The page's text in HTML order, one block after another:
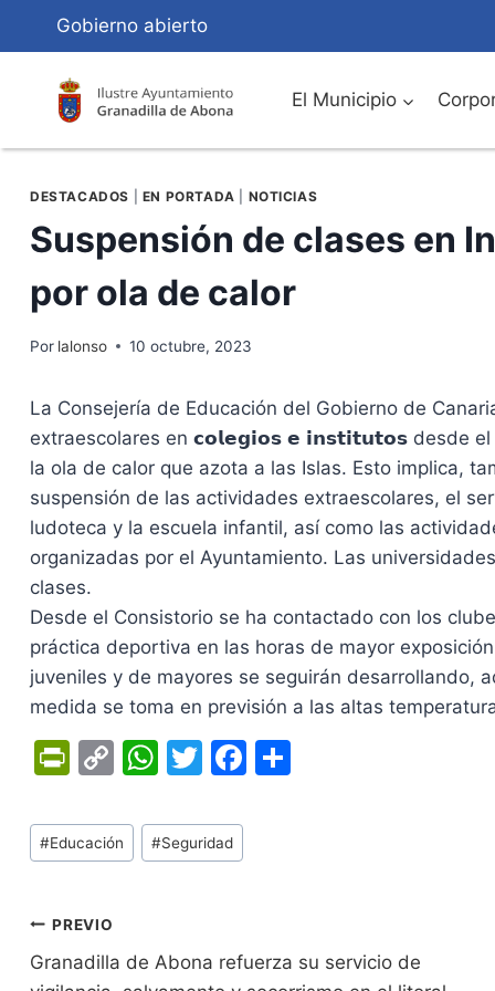
Contenido
Gobierno abierto
El Municipio
DESTACADOS EN PORTADA NOTICIAS
Suspensión de clases en
por ola de calor
Por lalonso 10 octubre, 2023
La Consejería de Educación del Gobierno de
extraescolares en 𝗰𝗼𝗹𝗲𝗴𝗶𝗼𝘀 𝗲 𝗶𝗻𝘀𝘁𝗶𝘁𝘂𝘁𝗼𝘀 desde
la ola de calor que azota a las Islas. Esto implica,
suspensión de las actividades extraescolares, el
ludoteca y la escuela infantil, así como las
organizadas por el Ayuntamiento. Las
clases.
Desde el Consistorio se ha contactado con los
práctica deportiva en las horas de mayor
juveniles y de mayores se seguirán desarrollando,
medida se toma en previsión a las altas
Pr
tF
ri
n
dl
C
p
y
k
W
at
s
p
T
itt
er
F
o
Tags
de
#Educación #Seguridad
Navegación
de
PREVIO
Granadilla de Abona refuerza su servicio de